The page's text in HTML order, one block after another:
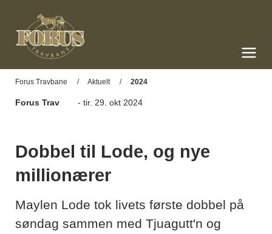
Forus Travbane Aktuelt 2024
Forus Trav - tir. 29. okt 2024
Dobbel til Lode, og nye
millionærer
Maylen Lode tok livets første dobbel på
søndag sammen med Tjuagutt'n og